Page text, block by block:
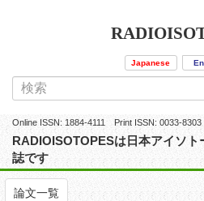
Japanese
Online ISSN: 1884-4111 Print ISSN: 0033-8303
RADIOISOTOPESは日本アイソ
誌です
論文一覧